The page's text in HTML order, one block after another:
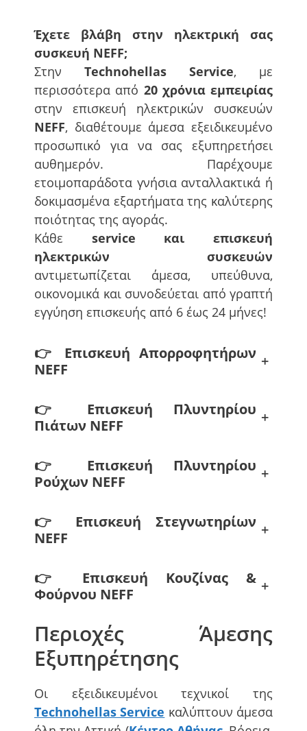
Έχετε βλάβη στην ηλεκτρική σας
συσκευή NEFF;
Στην Technohellas Service, με
περισσότερα από 20 χρόνια εμπειρίας
στην επισκευή ηλεκτρικών συσκευών
NEFF, διαθέτουμε άμεσα εξειδικευμένο
προσωπικό για να σας εξυπηρετήσει
αυθημερόν. Παρέχουμε
ετοιμοπαράδοτα γνήσια ανταλλακτικά ή
δοκιμασμένα εξαρτήματα της καλύτερης
ποιότητας της αγοράς.
Κάθε service και επισκευή
ηλεκτρικών συσκευών
αντιμετωπίζεται άμεσα, υπεύθυνα,
οικονομικά και συνοδεύεται από γραπτή
εγγύηση επισκευής από 6 έως 24 μήνες!
👉 Επισκευή Απορροφητήρων
NEFF
+
👉 Επισκευή Πλυντηρίου
Πιάτων NEFF +
👉 Επισκευή Πλυντηρίου
Ρούχων NEFF +
👉 Επισκευή Στεγνωτηρίων
NEFF
+
👉 Επισκευή Κουζίνας &
Φούρνου NEFF +
Περιοχές Άμεσης
Εξυπηρέτησης
Οι εξειδικευμένοι τεχνικοί της
Technohellas Service καλύπτουν άμεσα